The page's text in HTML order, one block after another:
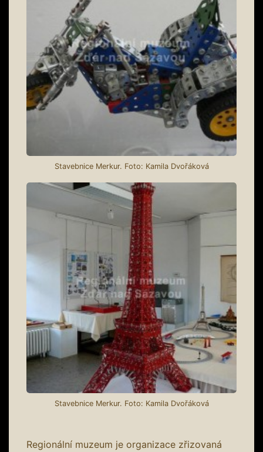
Stavebnice Merkur. Foto: Kamila Dvořáková
Stavebnice Merkur. Foto: Kamila Dvořáková
Regionální muzeum je organizace zřizovaná